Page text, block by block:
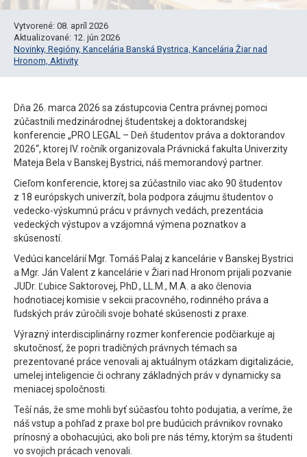
Vytvorené: 08. apríl 2026
Aktualizované: 12. jún 2026
Novinky, Regióny, Kancelária Banská Bystrica, Kancelária Žiar nad
Hronom, Aktivity
Dňa 26. marca 2026 sa zástupcovia Centra právnej pomoci
zúčastnili medzinárodnej študentskej a doktorandskej
konferencie „PRO LEGAL – Deň študentov práva a doktorandov
2026“, ktorej IV. ročník organizovala Právnická fakulta Univerzity
Mateja Bela v Banskej Bystrici, náš memorandový partner.
Cieľom konferencie, ktorej sa zúčastnilo viac ako 90 študentov
z 18 európskych univerzít, bola podpora záujmu študentov o
vedecko-výskumnú prácu v právnych vedách, prezentácia
vedeckých výstupov a vzájomná výmena poznatkov a
skúseností.
Vedúci kancelárií Mgr. Tomáš Palaj z kancelárie v Banskej Bystrici
a Mgr. Ján Valent z kancelárie v Žiari nad Hronom prijali pozvanie
JUDr. Ľubice Saktorovej, PhD., LL.M., M.A. a ako členovia
hodnotiacej komisie v sekcii pracovného, rodinného práva a
ľudských práv zúročili svoje bohaté skúsenosti z praxe.
Výrazný interdisciplinárny rozmer konferencie podčiarkuje aj
skutočnosť, že popri tradičných právnych témach sa
prezentované práce venovali aj aktuálnym otázkam digitalizácie,
umelej inteligencie či ochrany základných práv v dynamicky sa
meniacej spoločnosti.
Teší nás, že sme mohli byť súčasťou tohto podujatia, a veríme, že
náš vstup a pohľad z praxe bol pre budúcich právnikov rovnako
prínosný a obohacujúci, ako boli pre nás témy, ktorým sa študenti
vo svojich prácach venovali.